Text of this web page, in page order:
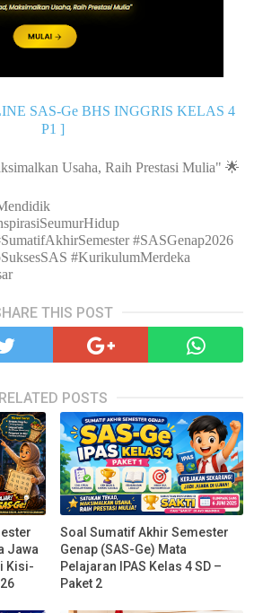
SAS-Ge BHS INGGRIS KELAS 4
P1 ]
Usaha, Raih Prestasi Mulia" 🌟
#SASGenap2026
#KurikulumMerdeka
THIS POST
RELATED POSTS
Jawa
Kisi-
Soal Sumatif Akhir Semester
Genap (SAS-Ge) Mata
Pelajaran IPAS Kelas 4 SD –
Paket 2